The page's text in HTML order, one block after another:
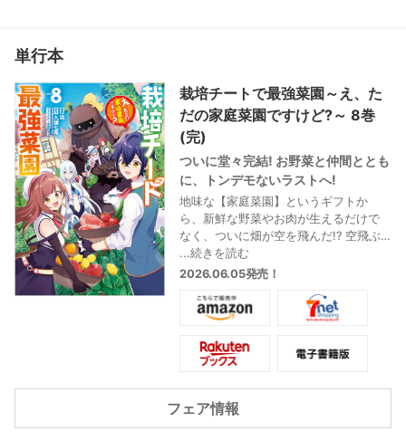
単行本
栽培チートで最強菜園～え、た
だの家庭菜園ですけど?～ 8巻
(完)
ついに堂々完結! お野菜と仲間ととも
に、トンデモないラストへ!
地味な【家庭菜園】というギフトか
ら、新鮮な野菜やお肉が生えるだけで
なく、ついに畑が空を飛んだ!? 空飛ぶ
絨毯ならぬ「空飛ぶ家庭菜園」のおか
げで、剣のギフトを持つ妹・セナは翼
を得たも同然。レッドドラゴンとい
ざ、空中戦へ! さらに、シーファさんと
待望の2回目のデートも…?
おいしくてハッピーな最終話に乞うご
期待♡ 描き下ろし漫画とイラストも特
別収録!
...続きを読む
2026.06.05発売！
フェア情報